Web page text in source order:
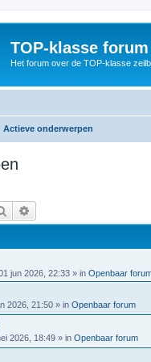
TOP-klasse forum
Het forum over de TOP-klasse
Actieve onderwerpen
Zoek
jun 2026, 22:33 » in Openbaar
2026, 21:50 » in Openbaar forum
2026, 18:49 » in Openbaar forum